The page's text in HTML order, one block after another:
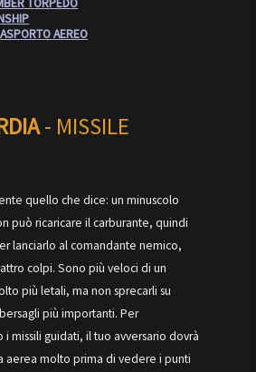
AEREO
- MISSILE
quello che dice: un minuscolo
può ricaricare il carburante, quindi
lanciarlo al comandante nemico,
colpi. Sono più veloci di un
più letali, ma non sprecarli su
più importanti. Per
missili guidati, il tuo avversario dovrà
aerea molto prima di vedere i punti